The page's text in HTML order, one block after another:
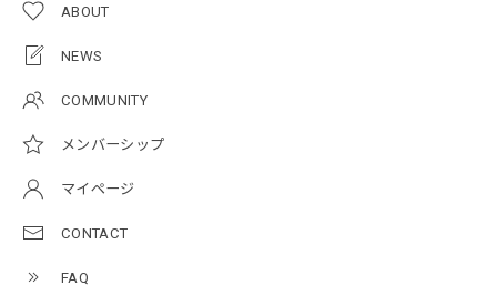
ABOUT
NEWS
COMMUNITY
メンバーシップ
マイページ
CONTACT
FAQ